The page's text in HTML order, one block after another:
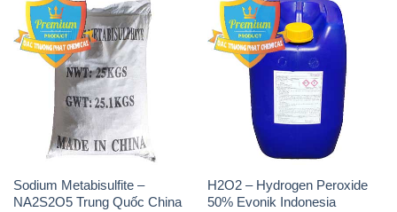
Sodium Metabisulfite –
NA2S2O5 Trung Quốc China
H2O2 – Hydrogen Peroxide
50% Evonik Indonesia